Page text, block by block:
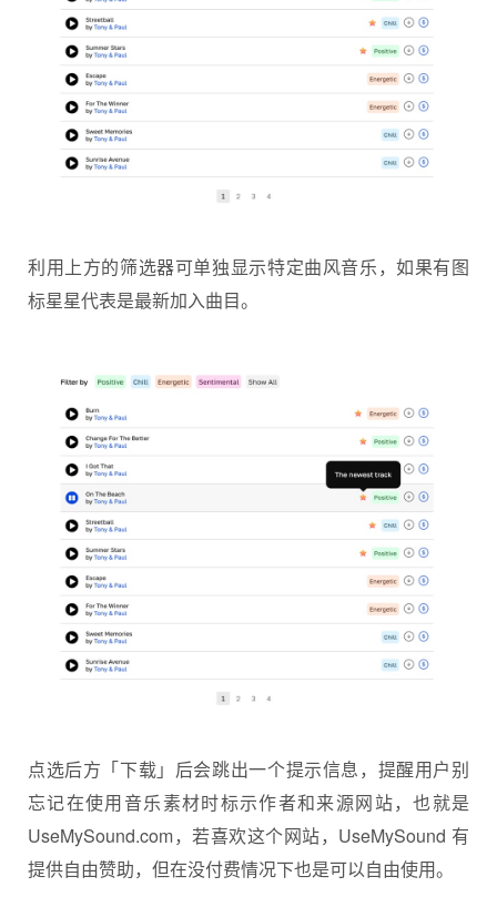
利用上方的筛选器可单独显示特定曲风音乐，如果有图
标星星代表是最新加入曲目。
点选后方「下载」后会跳出一个提示信息，提醒用户别
忘记在使用音乐素材时标示作者和来源网站，也就是
UseMySound.com，若喜欢这个网站，UseMySound 有
提供自由赞助，但在没付费情况下也是可以自由使用。